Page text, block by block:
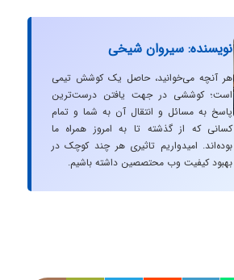
نویسنده: سیروان شیخی
هر آنچه می‌خوانید، حاصل یک کوشش تیمی
است؛ کوششی در جهت یافتن درست‌ترین
پاسخ به مسائل و انتقال آن به شما و تمام
کسانی که از گذشته تا به امروز همراه ما
بوده‌اند. امیدواریم تاثیری هر چند کوچک در
بهبود کیفیت وب محتصصین داشته باشیم.